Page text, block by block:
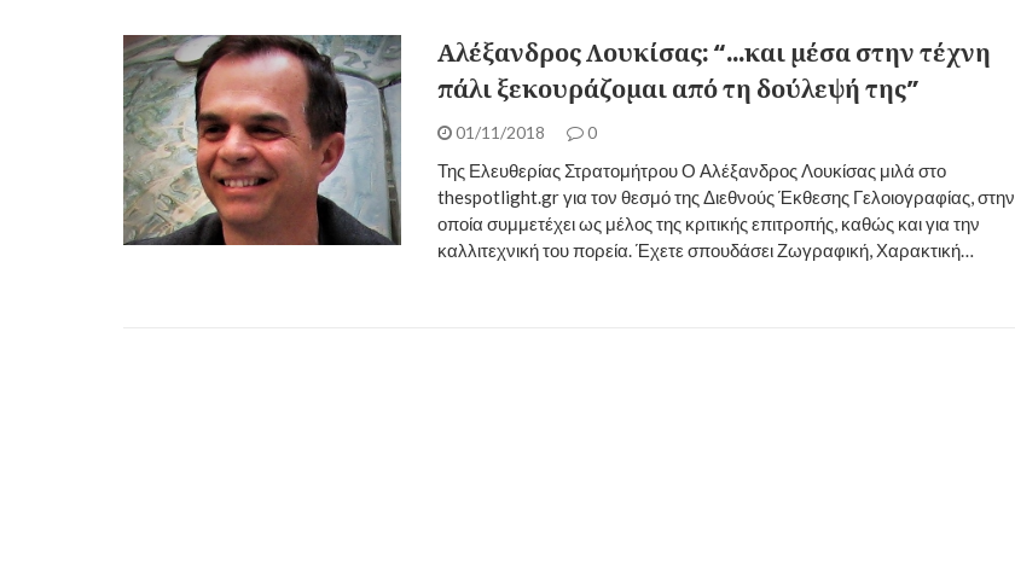
Αλέξανδρος Λουκίσας: “…και μέσα στην τέχνη
πάλι ξεκουράζομαι από τη δούλεψή της”
01/11/2018 0
Της Ελευθερίας Στρατομήτρου Ο Αλέξανδρος Λουκίσας μιλά στο
thespotlight.gr για τον θεσμό της Διεθνούς Έκθεσης Γελοιογραφίας, στην
οποία συμμετέχει ως μέλος της κριτικής επιτροπής, καθώς και για την
καλλιτεχνική του πορεία. Έχετε σπουδάσει Ζωγραφική, Χαρακτική…